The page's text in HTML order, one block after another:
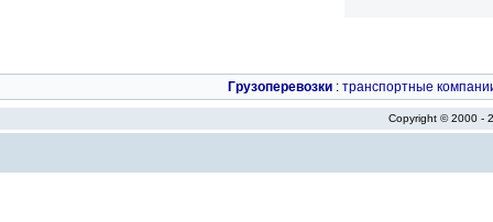
Грузоперевозки : транспортные
Copyright © 2000 -